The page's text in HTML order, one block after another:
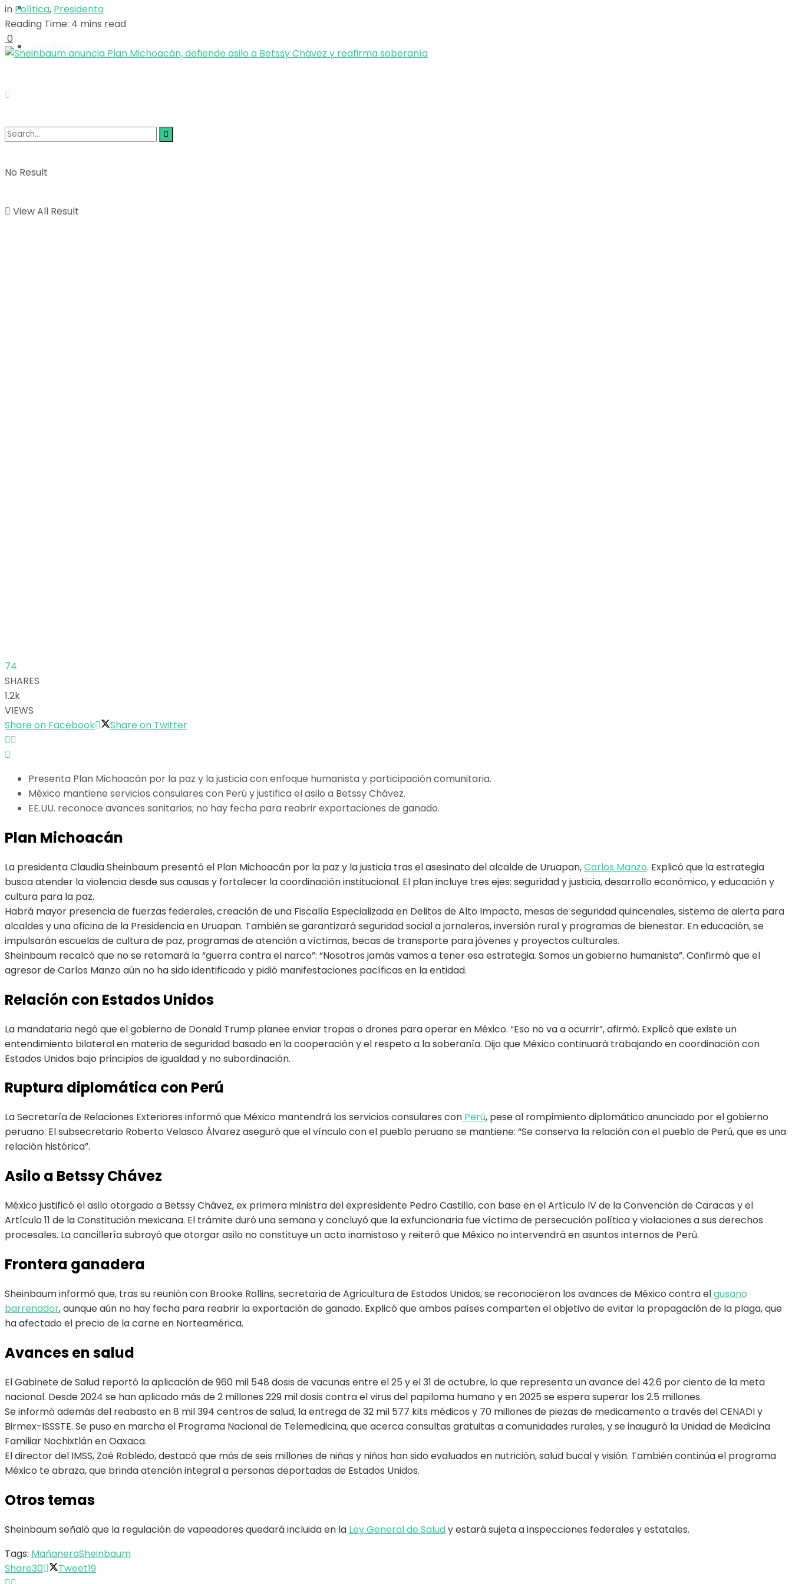
No Result
View All Result
Opinión
Deportes
No Result
View All Result
in Política, Presidenta
Reading Time: 4 mins read
0
74
SHARES
1.2k
VIEWS
Share on Facebook
Share on Twitter
Presenta Plan Michoacán por la paz y la justicia con enfoque humanista y participación comunitaria.
México mantiene servicios consulares con Perú y justifica el asilo a Betssy Chávez.
EE.UU. reconoce avances sanitarios; no hay fecha para reabrir exportaciones de ganado.
Plan Michoacán
La presidenta Claudia Sheinbaum presentó el Plan Michoacán por la paz y la justicia tras el asesinato del alcalde de Uruapan,Carlos Manzo. Explicó que la estrategia
busca atender la violencia desde sus causas y fortalecer la coordinación institucional. El plan incluye tres ejes: seguridad y justicia, desarrollo económico, y educación y
cultura para la paz.
Habrá mayor presencia de fuerzas federales, creación de una Fiscalía Especializada en Delitos de Alto Impacto, mesas de seguridad quincenales, sistema de alerta para
alcaldes y una oficina de la Presidencia en Uruapan. También se garantizará seguridad social a jornaleros, inversión rural y programas de bienestar. En educación, se
impulsarán escuelas de cultura de paz, programas de atención a víctimas, becas de transporte para jóvenes y proyectos culturales.
Sheinbaum recalcó que no se retomará la “guerra contra el narco”: “Nosotros jamás vamos a tener esa estrategia. Somos un gobierno humanista”. Confirmó que el
agresor de Carlos Manzo aún no ha sido identificado y pidió manifestaciones pacíficas en la entidad.
Relación con Estados Unidos
La mandataria negó que el gobierno de Donald Trump planee enviar tropas o drones para operar en México. “Eso no va a ocurrir”, afirmó. Explicó que existe un
entendimiento bilateral en materia de seguridad basado en la cooperación y el respeto a la soberanía. Dijo que México continuará trabajando en coordinación con
Estados Unidos bajo principios de igualdad y no subordinación.
Ruptura diplomática con Perú
La Secretaría de Relaciones Exteriores informó que México mantendrá los servicios consulares con Perú, pese al rompimiento diplomático anunciado por el gobierno
peruano. El subsecretario Roberto Velasco Álvarez aseguró que el vínculo con el pueblo peruano se mantiene: “Se conserva la relación con el pueblo de Perú, que es una
relación histórica”.
Asilo a Betssy Chávez
México justificó el asilo otorgado a Betssy Chávez, ex primera ministra del expresidente Pedro Castillo, con base en el Artículo IV de la Convención de Caracas y el
Artículo 11 de la Constitución mexicana. El trámite duró una semana y concluyó que la exfuncionaria fue víctima de persecución política y violaciones a sus derechos
procesales. La cancillería subrayó que otorgar asilo no constituye un acto inamistoso y reiteró que México no intervendrá en asuntos internos de Perú.
Frontera ganadera
Sheinbaum informó que, tras su reunión con Brooke Rollins, secretaria de Agricultura de Estados Unidos, se reconocieron los avances de México contra elgusano
barrenador, aunque aún no hay fecha para reabrir la exportación de ganado. Explicó que ambos países comparten el objetivo de evitar la propagación de la plaga, que
ha afectado el precio de la carne en Norteamérica.
Avances en salud
El Gabinete de Salud reportó la aplicación de 960 mil 548 dosis de vacunas entre el 25 y el 31 de octubre, lo que representa un avance del 42.6 por ciento de la meta
nacional. Desde 2024 se han aplicado más de 2 millones 229 mil dosis contra el virus del papiloma humano y en 2025 se espera superar los 2.5 millones.
Se informó además del reabasto en 8 mil 394 centros de salud, la entrega de 32 mil 577 kits médicos y 70 millones de piezas de medicamento a través del CENADI y
Birmex-ISSSTE. Se puso en marcha el Programa Nacional de Telemedicina, que acerca consultas gratuitas a comunidades rurales, y se inauguró la Unidad de Medicina
Familiar Nochixtlán en Oaxaca.
El director del IMSS, Zoé Robledo, destacó que más de seis millones de niñas y niños han sido evaluados en nutrición, salud bucal y visión. También continúa el programa
México te abraza, que brinda atención integral a personas deportadas de Estados Unidos.
Otros temas
Sheinbaum señaló que la regulación de vapeadores quedará incluida en la Ley General de Saludy estará sujeta a inspecciones federales y estatales.
Tags: MañaneraSheinbaum
Share30 Tweet19